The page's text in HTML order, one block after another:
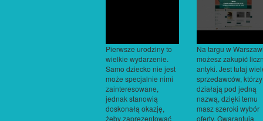
Pierwsze urodziny to
wielkie wydarzenie.
Samo dziecko nie jest
może specjalnie nimi
zainteresowane,
jednak stanowią
doskonałą okazję,
żeby zaprezentować
Na targu w
możesz zakupić
antyki. Jest tutaj
sprzedawców, którzy
działają pod jedną
nazwą, dzięki temu
masz szeroki wybór
oferty. Gwarantują